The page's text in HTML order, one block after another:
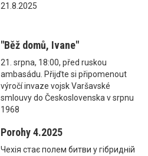
21.8.2025
"Běž domů, Ivane"
21. srpna, 18:00, před ruskou
ambasádu. Přijďte si připomenout
výročí invaze vojsk Varšavské
smlouvy do Československa v srpnu
1968
Porohy 4.2025
Чехія стає полем битви у гібридній